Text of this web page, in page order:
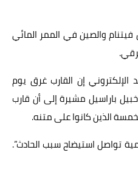
والصين في الممر المائي
الإلكتروني إن القارب غرق يوم
باراسيل مشيرة إلى أن قارب
الذين كانوا على متنه.
تواصل استيضاح سبب الحادث”.